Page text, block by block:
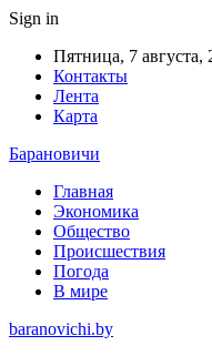
Sign in
Пятница, 7 августа,
Контакты
Лента
Карта
Барановичи
Главная
Экономика
Общество
Происшествия
Погода
В мире
baranovichi.by